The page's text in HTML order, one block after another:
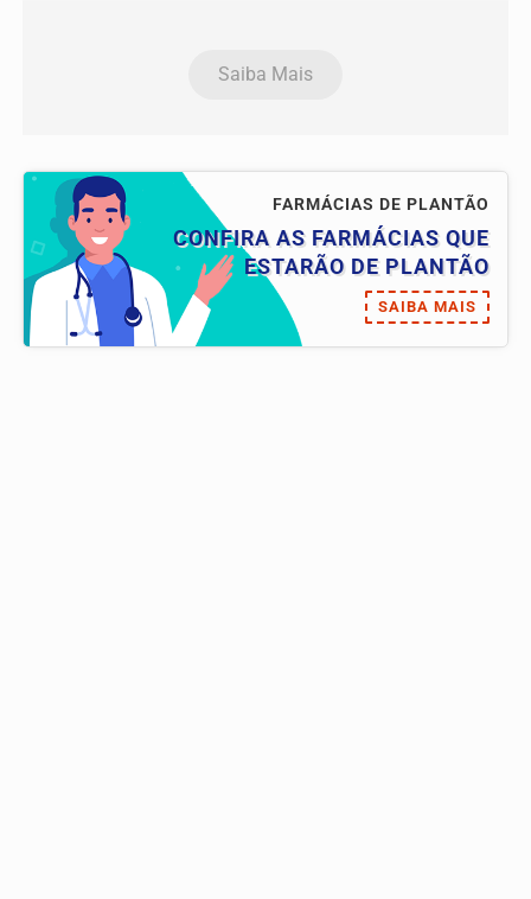
Saiba Mais
FARMÁCIAS DE PLANTÃO
CONFIRA AS FARMÁCIAS QUE
ESTARÃO DE PLANTÃO
SAIBA MAIS